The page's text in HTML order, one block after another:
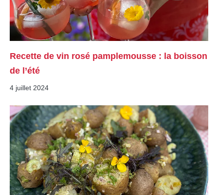
Recette de vin rosé pamplemousse : la boisson
de l’été
4 juillet 2024